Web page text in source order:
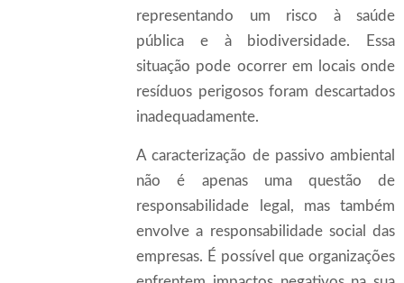
representando um risco à saúde
pública e à biodiversidade. Essa
situação pode ocorrer em locais onde
resíduos perigosos foram descartados
inadequadamente.
A caracterização de passivo ambiental
não é apenas uma questão de
responsabilidade legal, mas também
envolve a responsabilidade social das
empresas. É possível que organizações